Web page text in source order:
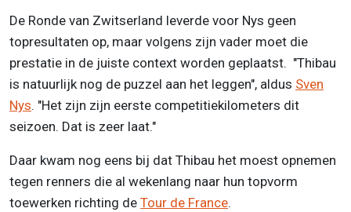
De Ronde van Zwitserland leverde voor Nys geen
topresultaten op, maar volgens zijn vader moet die
prestatie in de juiste context worden geplaatst. "Thibau
is natuurlijk nog de puzzel aan het leggen", aldus Sven
Nys. "Het zijn zijn eerste competitiekilometers dit
seizoen. Dat is zeer laat."
Daar kwam nog eens bij dat Thibau het moest opnemen
tegen renners die al wekenlang naar hun topvorm
toewerken richting de Tour de France.